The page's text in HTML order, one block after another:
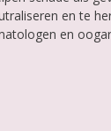
en te
en